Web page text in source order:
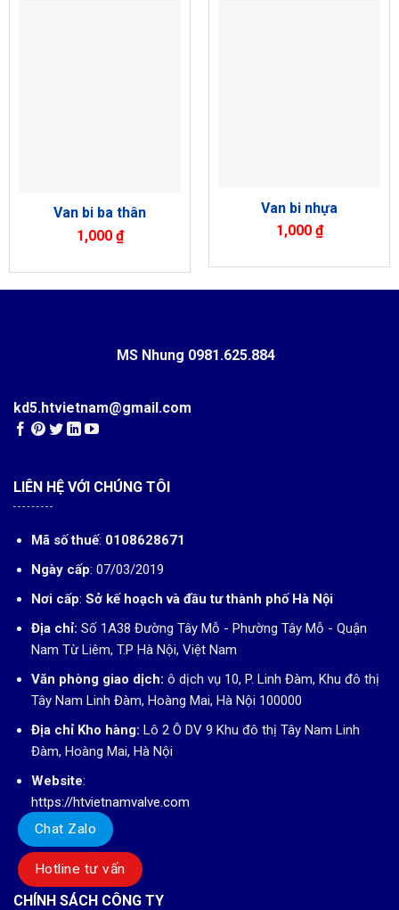
Van bi ba thân
1,000 ₫
Van bi nhựa
1,000 ₫
MS Nhung 0981.625.884
kd5.htvietnam@gmail.com
LIÊN HỆ VỚI CHÚNG TÔI
Mã số thuế: 0108628671
Ngày cấp: 07/03/2019
Nơi cấp: Sở kế hoạch và đầu tư thành phố Hà Nội
Địa chỉ: Số 1A38 Đường Tây Mỗ - Phường Tây Mỗ - Quận
Nam Từ Liêm, T.P Hà Nội, Việt Nam
Văn phòng giao dịch: ô dịch vụ 10, P. Linh Đàm, Khu đô thị
Tây Nam Linh Đàm, Hoàng Mai, Hà Nội 100000
Địa chỉ Kho hàng: Lô 2 Ô DV 9 Khu đô thị Tây Nam Linh
Đàm, Hoàng Mai, Hà Nội
Website:
https://htvietnamvalve.com
CHÍNH SÁCH CÔNG TY
Chat Zalo
Hotline tư vấn